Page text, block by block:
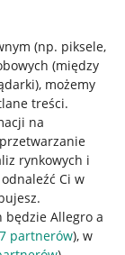
(np. piksele,
(między
, możemy
treści.
na
rynkowych i
Ci w
będzie Allegro a
partnerów), w